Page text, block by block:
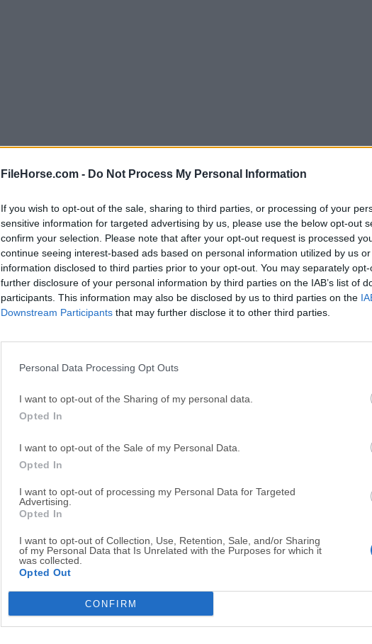
FileHorse.com - Do Not Process My Personal Information
If you wish to opt-out of the sale, sharing to third parties, or processing of your
sensitive information for targeted advertising by us, please use the below opt-out
confirm your selection. Please note that after your opt-out request is processed
continue seeing interest-based ads based on personal information utilized by us
information disclosed to third parties prior to your opt-out. You may separately
further disclosure of your personal information by third parties on the IAB’s list of
participants. This information may also be disclosed by us to third parties on the
Downstream Participants that may further disclose it to other third parties.
Personal Data Processing Opt Outs
I want to opt-out of the Sharing of my personal data.
Opted In
I want to opt-out of the Sale of my Personal Data.
Opted In
I want to opt-out of processing my Personal Data for Targeted
Advertising.
Opted In
I want to opt-out of Collection, Use, Retention, Sale, and/or Sharing
of my Personal Data that Is Unrelated with the Purposes for which it
was collected.
Opted Out
CONFIRM
Descargar Opera 91.0 Build
¿Por qué se publica esta aplicación en FileHorse? ( Más
Imágenes
Top Descargas
Opera 134.0 Build 5954.46 Adobe Photoshop CC 2026
OKX - Buy Bitcoin or Ethereum
Adobe Acrobat Pro 2026.001.21771 Cleamio 3.4.0
Malwarebytes 5.25.2 TradingView - Track All